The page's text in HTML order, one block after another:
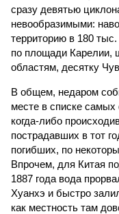
сразу девятью
невообразимыми:
территорию в 180
по площади Карелии,
областям, десятку
В общем, недаром
месте в списке
когда-либо
пострадавших в тот
погибших, по
Впрочем, для Китая
1887 года вода
Хуанхэ и быстро
как местность там